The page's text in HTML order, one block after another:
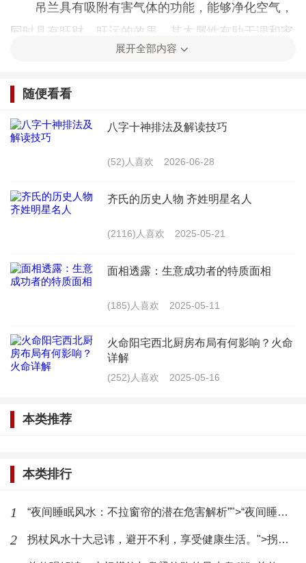
吊兰具有吸附有害气体的功能，能够净化空气，
同时具有旺财、旺运的效果。其木属性有助于调和家
居中的木气，适合摆放在客厅、阳台等地方。
4. 桃树（木）
桃树在风水上被认为具有驱邪、招财的作用。其
5. 水培绿萝（木）
气、旺运的效果。其木属性有助于调和家居中的木
6. 玉簪花（水）
玉簪花具有招财、旺运的作用，同时具有化解煞
摆放在厨房、洗手间等地方。
作用。其水属性有助于调和家居中的水气，适合摆放
在客厅、阳台等地方。
展开全部内容
随便看看
八字十神排法及解读技巧
(52)人喜欢 2026-06-28
齐氏的历史人物 齐姓明星名人
(2116)人喜欢 2025-05-21
面相透露：生意成功者的特质面相
(185)人喜欢 2025-05-11
火命阳宅西北厨房布局有何影响？火命
详解
(252)人喜欢 2025-05-16
本类推荐
本类排行
1 “夜间睡眠风水：不拉窗帘的潜在危害解析”">“夜间睡眠风水：不拉窗帘的潜在危害解析”
2 拐杖风水十大忌讳，避开不利，享受健康生活。">拐杖风水十大忌讳，避开不利，享受健康生活。